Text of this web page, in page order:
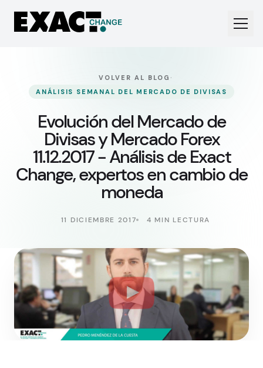
VOLVER AL BLOG ·
ANÁLISIS SEMANAL DEL MERCADO DE DIVISAS
Evolución del Mercado de
Divisas y Mercado Forex
11.12.2017 - Análisis de Exact
Change, expertos en cambio de
moneda
11 DICIEMBRE 2017 4 MIN LECTURA